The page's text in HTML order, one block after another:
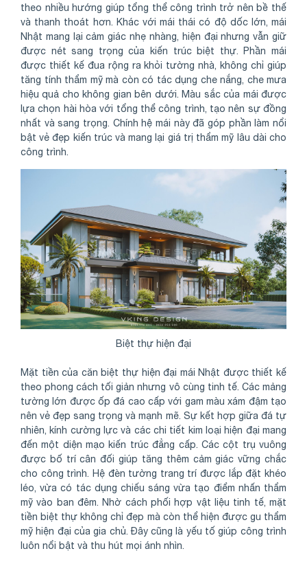
theo nhiều hướng giúp tổng thể công trình trở nên bề thế
và thanh thoát hơn. Khác với mái thái có độ dốc lớn, mái
Nhật mang lại cảm giác nhẹ nhàng, hiện đại nhưng vẫn giữ
được nét sang trọng của kiến trúc biệt thự. Phần mái
được thiết kế đua rộng ra khỏi tường nhà, không chỉ giúp
tăng tính thẩm mỹ mà còn có tác dụng che nắng, che mưa
hiệu quả cho không gian bên dưới. Màu sắc của mái được
lựa chọn hài hòa với tổng thể công trình, tạo nên sự đồng
nhất và sang trọng. Chính hệ mái này đã góp phần làm nổi
bật vẻ đẹp kiến trúc và mang lại giá trị thẩm mỹ lâu dài cho
công trình.
Biệt thự hiện đại
Mặt tiền của căn biệt thự hiện đại mái Nhật được thiết kế
theo phong cách tối giản nhưng vô cùng tinh tế. Các mảng
tường lớn được ốp đá cao cấp với gam màu xám đậm tạo
nên vẻ đẹp sang trọng và mạnh mẽ. Sự kết hợp giữa đá tự
nhiên, kính cường lực và các chi tiết kim loại hiện đại mang
đến một diện mạo kiến trúc đẳng cấp. Các cột trụ vuông
được bố trí cân đối giúp tăng thêm cảm giác vững chắc
cho công trình. Hệ đèn tường trang trí được lắp đặt khéo
léo, vừa có tác dụng chiếu sáng vừa tạo điểm nhấn thẩm
mỹ vào ban đêm. Nhờ cách phối hợp vật liệu tinh tế, mặt
tiền biệt thự không chỉ đẹp mà còn thể hiện được gu thẩm
mỹ hiện đại của gia chủ. Đây cũng là yếu tố giúp công trình
luôn nổi bật và thu hút mọi ánh nhìn.